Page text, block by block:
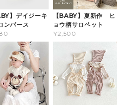
】デイジーキ
ンパース
【BABY】夏新作 ヒ
ョウ柄サロペット
¥2,500